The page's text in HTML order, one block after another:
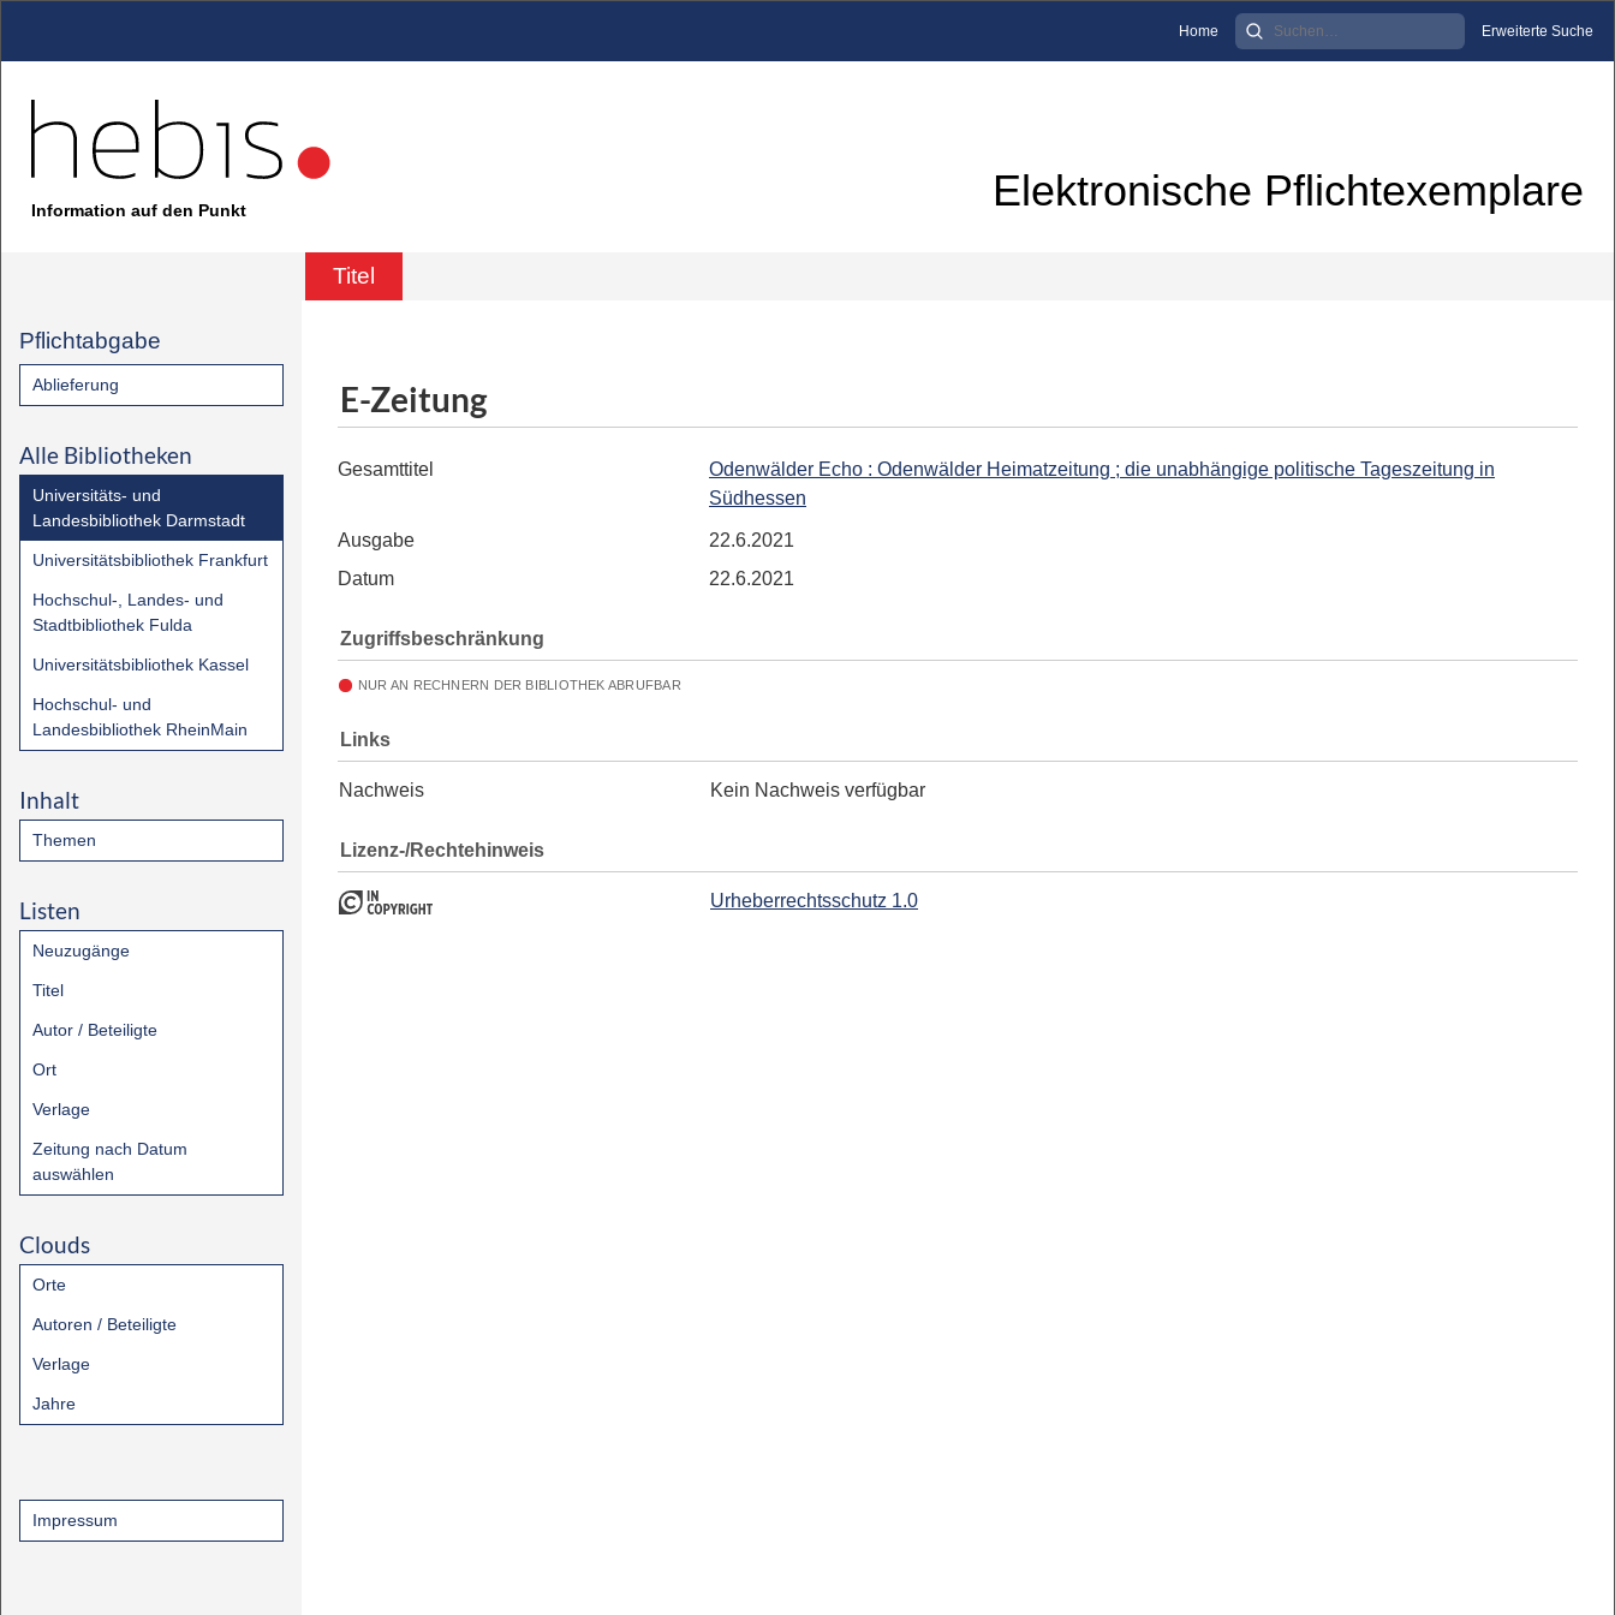
Home Erweiterte Suche
Information auf den Punkt Elektronische Pflichtexemplare
Titel
Pflichtabgabe
Ablieferung
Alle Bibliotheken
Universitäts- und
Landesbibliothek Darmstadt
Universitätsbibliothek Frankfurt
Hochschul-, Landes- und
Stadtbibliothek Fulda
Universitätsbibliothek Kassel
Hochschul- und
Landesbibliothek RheinMain
Inhalt
Themen
Listen
Neuzugänge
Titel
Autor / Beteiligte
Ort
Verlage
Zeitung nach Datum
auswählen
Clouds
Orte
Autoren / Beteiligte
Verlage
Jahre
Impressum
E-Zeitung
Gesamttitel
Odenwälder Echo : Odenwälder Heimatzeitung ; die unabhängige politische Tageszeitung in
Südhessen
Ausgabe
22.6.2021
Datum
22.6.2021
Zugriffsbeschränkung
NUR AN RECHNERN DER BIBLIOTHEK ABRUFBAR
Links
Nachweis Kein Nachweis verfügbar
Lizenz-/Rechtehinweis
Urheberrechtsschutz 1.0